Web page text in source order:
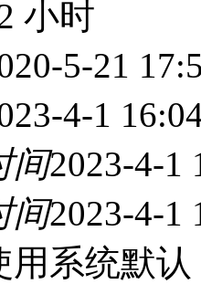
小时
5-21
4-1
间2023-4-1
间2023-4-1
用系统默认